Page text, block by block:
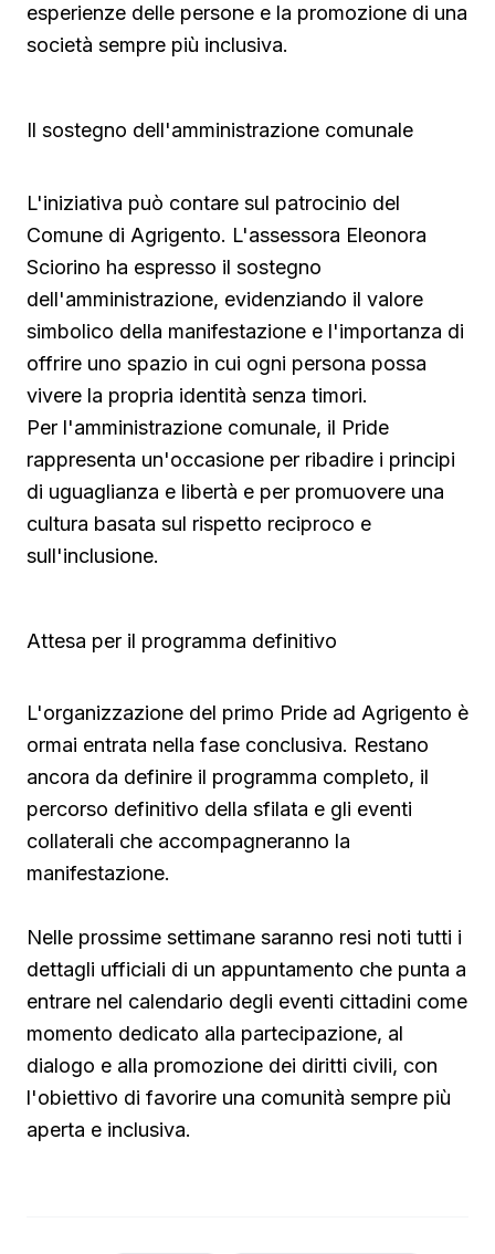
esperienze delle persone e la promozione di una
società sempre più inclusiva.
Il sostegno dell'amministrazione comunale
L'iniziativa può contare sul patrocinio del
Comune di Agrigento. L'assessora Eleonora
Sciorino ha espresso il sostegno
dell'amministrazione, evidenziando il valore
simbolico della manifestazione e l'importanza di
offrire uno spazio in cui ogni persona possa
vivere la propria identità senza timori.
Per l'amministrazione comunale, il Pride
rappresenta un'occasione per ribadire i principi
di uguaglianza e libertà e per promuovere una
cultura basata sul rispetto reciproco e
sull'inclusione.
Attesa per il programma definitivo
L'organizzazione del primo Pride ad Agrigento è
ormai entrata nella fase conclusiva. Restano
ancora da definire il programma completo, il
percorso definitivo della sfilata e gli eventi
collaterali che accompagneranno la
manifestazione.
Nelle prossime settimane saranno resi noti tutti i
dettagli ufficiali di un appuntamento che punta a
entrare nel calendario degli eventi cittadini come
momento dedicato alla partecipazione, al
dialogo e alla promozione dei diritti civili, con
l'obiettivo di favorire una comunità sempre più
aperta e inclusiva.